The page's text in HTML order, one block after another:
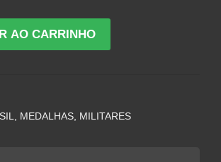
AO CARRINHO
, MEDALHAS, MILITARES